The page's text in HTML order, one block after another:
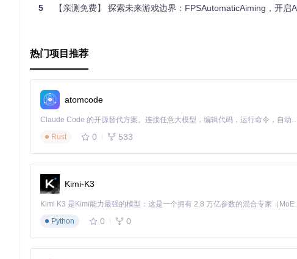
- 广泛的平台整合
3、项目及技术应用场景
安防监控
自动驾驶：辅助车辆识别行人、车辆和其他障碍物。
：商品识别，优化库存管理或自助结账系统。
医疗影像分析
：帮助医生识别病灶，提升诊疗效率。
智能家居：物体识别，为智能设备提供更准确的环境感知。
4、项目特点
易用性 ：通过pip安装，无需复杂的配置步骤。
多功能性 ：涵盖从训练到部署的一整套解决方案。
5 【亲测免费】 探索未来游戏边界：FPSAutomaticAiming，开启AI自动瞄准新时
热门项目推荐
atomcode
Claude Code 的开源替代方案。连接任意大模型，编辑代码，运行命令，自动验证 — 全自动执行。用 Rust 构建，极致性能。 ｜ An open-source alternative to Claude Code.
Rust
0 533
Kimi-K3
Kimi K3 是Kimi能力最强的模
Python
0 0